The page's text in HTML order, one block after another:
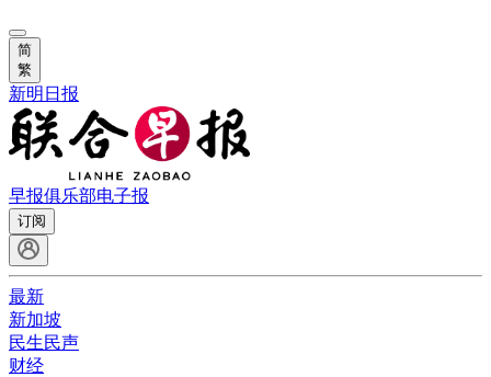
简
繁
新明日报
早报俱乐部电子报
订阅
最新
新加坡
民生民声
财经